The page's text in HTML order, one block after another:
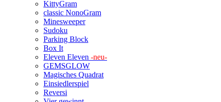
KittyGram
classic NonoGram
Minesweeper
Sudoku
Parking Block
Box It
Eleven Eleven -neu-
GEMSGLOW
Magisches Quadrat
Einsiedlerspiel
Reversi